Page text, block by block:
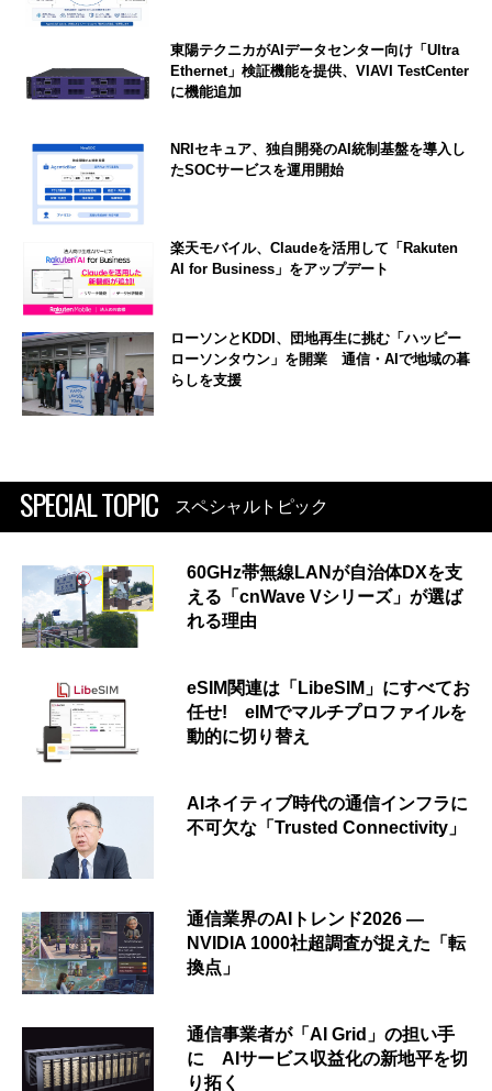
東陽テクニカがAIデータセンター向け「Ultra
Ethernet」検証機能を提供、VIAVI TestCenter
に機能追加
NRIセキュア、独自開発のAI統制基盤を導入し
たSOCサービスを運用開始
楽天モバイル、Claudeを活用して「Rakuten
AI for Business」をアップデート
ローソンとKDDI、団地再生に挑む「ハッピー
ローソンタウン」を開業 通信・AIで地域の暮
らしを支援
SPECIAL TOPIC スペシャルトピック
60GHz帯無線LANが自治体DXを支
える「cnWave Vシリーズ」が選ば
れる理由
eSIM関連は「LibeSIM」にすべてお
任せ! eIMでマルチプロファイルを
動的に切り替え
AIネイティブ時代の通信インフラに
不可欠な「Trusted Connectivity」
通信業界のAIトレンド2026 ―
NVIDIA 1000社超調査が捉えた「転
換点」
通信事業者が「AI Grid」の担い手
に AIサービス収益化の新地平を切
り拓く